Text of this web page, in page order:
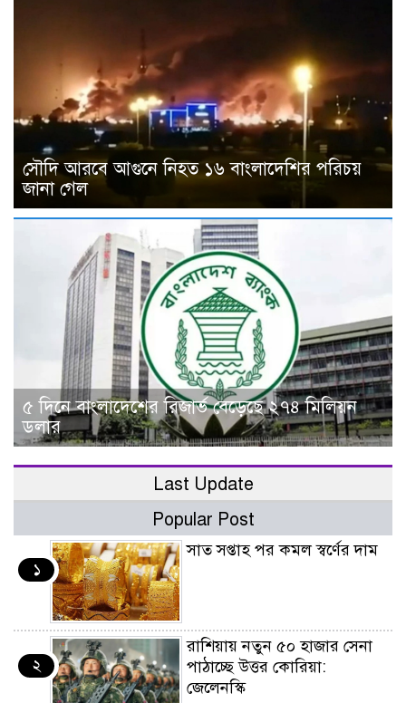
সৌদি আরবে আগুনে নিহত ১৬ বাংলাদেশির পরিচয়
জানা গেল
৫ দিনে বাংলাদেশের রিজার্ভ বেড়েছে ২৭৪ মিলিয়ন
ডলার
Last Update
Popular Post
১
সাত সপ্তাহ পর কমল স্বর্ণের দাম
২
রাশিয়ায় নতুন ৫০ হাজার সেনা
পাঠাচ্ছে উত্তর কোরিয়া:
জেলেনস্কি